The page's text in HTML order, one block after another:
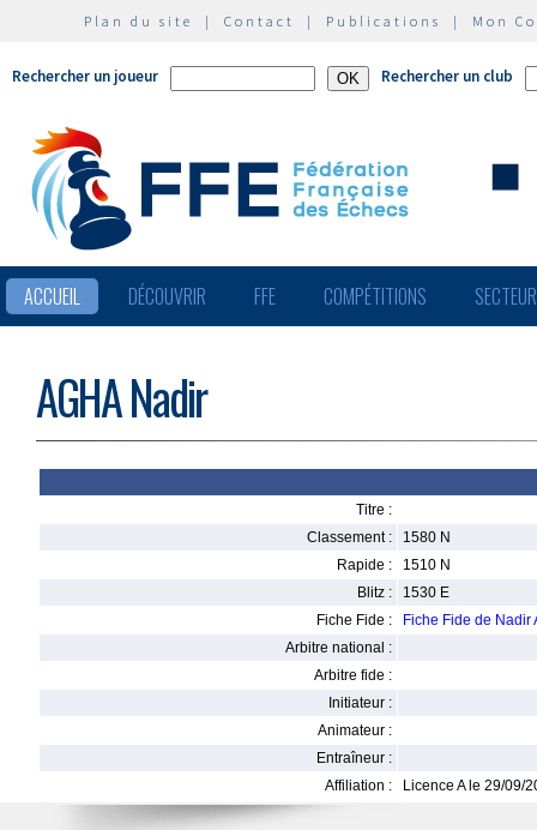
Plan du site | Contact | Publications | Mon
Rechercher un joueur Rechercher un club
ACCUEIL DÉCOUVRIR FFE COMPÉTITIONS
AGHA Nadir
Titre :
Classement :
1580 N
Rapide :
1510 N
Blitz :
1530 E
Fiche Fide :
Fiche Fide de Nadir
Arbitre national :
Arbitre fide :
Initiateur :
Animateur :
Entraîneur :
Affiliation :
Licence A le 29/09/